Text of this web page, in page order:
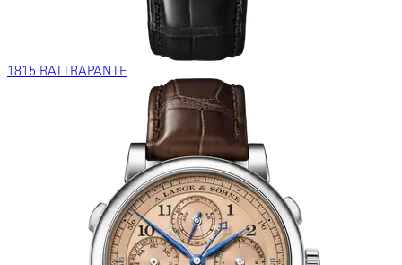
1815 RATTRAPANTE